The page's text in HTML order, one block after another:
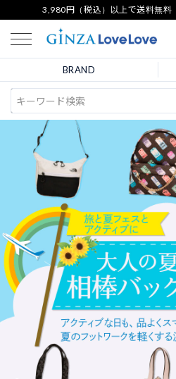
3,980円（税込）以上で送料無料
BRAND